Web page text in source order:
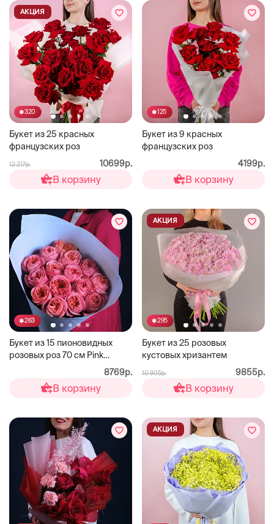
320
Букет из 25 красных
французских роз
АКЦИЯ
12 217р. 10699р.
В корзину
125
Букет из 9 красных
французских роз
4199р.
В корзину
263
Букет из 15 пионовидных
розовых роз 70 см Pink
8769р.
В корзину
295
Букет из 25 розовых
кустовых хризантем
АКЦИЯ
10 905р. 9855р.
В корзину
АКЦИЯ